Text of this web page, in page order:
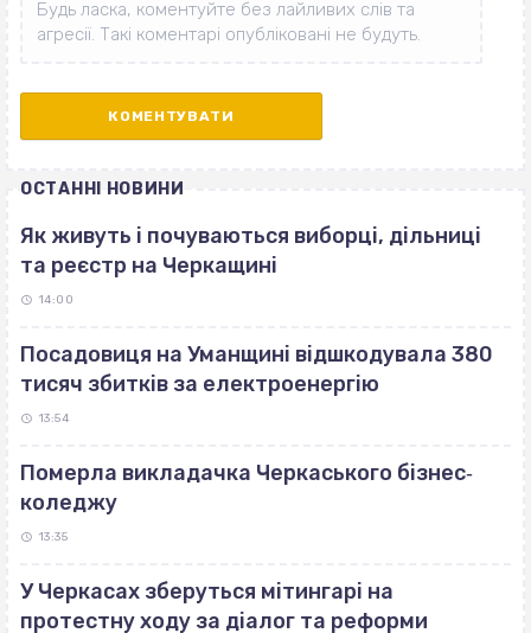
ОСТАННІ НОВИНИ
Як живуть і почуваються виборці, дільниці
та реєстр на Черкащині
14:00
Посадовиця на Уманщині відшкодувала 380
тисяч збитків за електроенергію
13:54
Померла викладачка Черкаського бізнес‐
коледжу
13:35
У Черкасах зберуться мітингарі на
протестну ходу за діалог та реформи